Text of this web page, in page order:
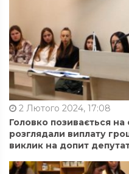
2 Лютого 2024, 17:08
Головко позивається на
розглядали виплату
виклик на допит